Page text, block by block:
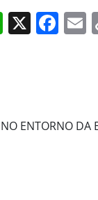
X
ENTORNO DA